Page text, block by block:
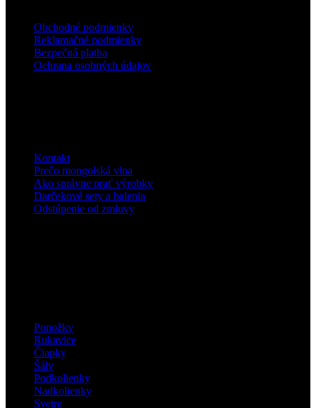
Obchodné podmienky
Reklamačné podmienky
Bezpečná platba
Ochrana osobných údajov
Kontakt
Prečo mongolská vlna
Ako správne prať výrobky
Darčekové sety a balenia
Odstúpenie od zmluvy
Ponožky
Rukavice
Čiapky
Šály
Podkolienky
Nadkolienky
Svetre